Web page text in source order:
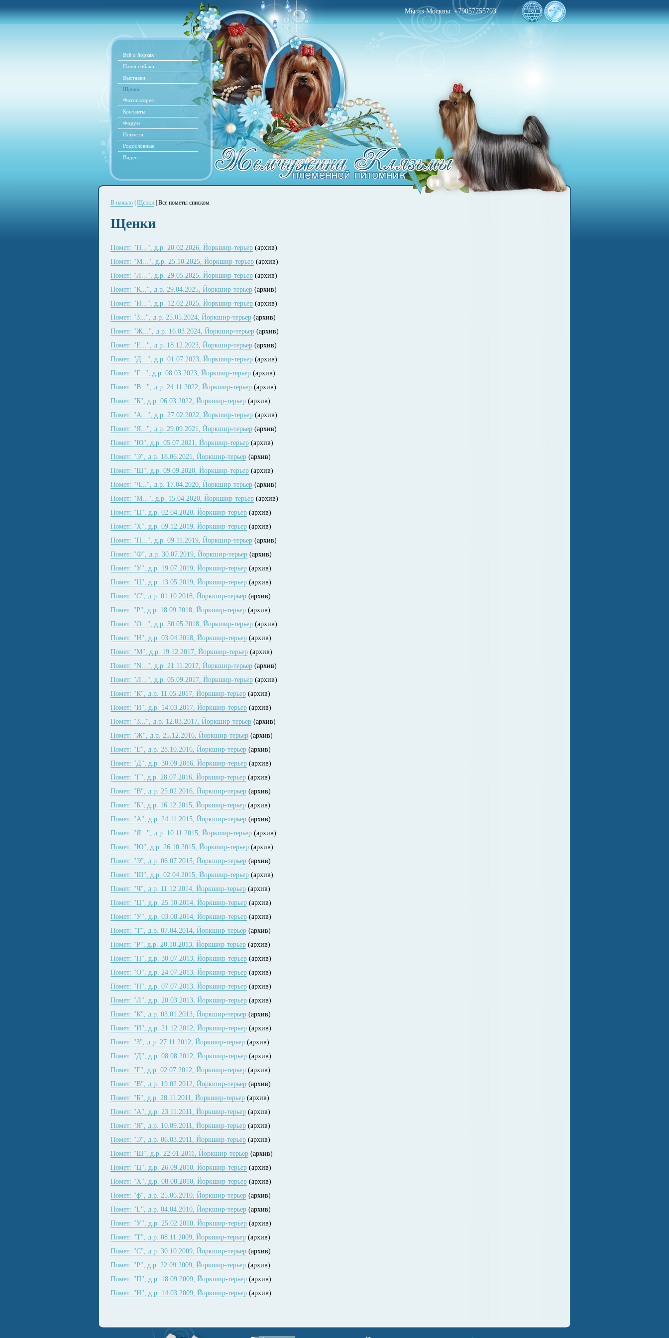
Всё о йорках
Наши собаки
Выставки
Щенки
Фотогалерея
Контакты
Форум
Новости
Родословные
Видео
Mы из Москвы:+79057755793
В начало Щенки | Все пометы списком
Щенки
Помет: "Н...", д.р. 20.02.2026, Йоркшир-терьер (архив)
Помет: "М...", д.р. 25.10.2025, Йоркшир-терьер (архив)
Помет: "Л...", д.р. 29.05.2025, Йоркшир-терьер (архив)
Помет: "К...", д.р. 29.04.2025, Йоркшир-терьер (архив)
Помет: "И...", д.р. 12.02.2025, Йоркшир-терьер (архив)
Помет: "З...", д.р. 25.05.2024, Йоркшир-терьер (архив)
Помет: "Ж...", д.р. 16.03.2024, Йоркшир-терьер (архив)
Помет: "Е...", д.р. 18.12.2023, Йоркшир-терьер (архив)
Помет: "Д...", д.р. 01.07.2023, Йоркшир-терьер (архив)
Помет: "Г...", д.р. 08.03.2023, Йоркшир-терьер (архив)
Помет: "В...", д.р. 24.11.2022, Йоркшир-терьер (архив)
Помет: "Б", д.р. 06.03.2022, Йоркшир-терьер (архив)
Помет: "А...", д.р. 27.02.2022, Йоркшир-терьер (архив)
Помет: "Я...", д.р. 29.09.2021, Йоркшир-терьер (архив)
Помет: "Ю", д.р. 05.07.2021, Йоркшир-терьер (архив)
Помет: "Э", д.р. 18.06.2021, Йоркшир-терьер (архив)
Помет: "Ш", д.р. 09.09.2020, Йоркшир-терьер (архив)
Помет: "Ч...", д.р. 17.04.2020, Йоркшир-терьер (архив)
Помет: "М...", д.р. 15.04.2020, Йоркшир-терьер (архив)
Помет: "Ц", д.р. 02.04.2020, Йоркшир-терьер (архив)
Помет: "Х", д.р. 09.12.2019, Йоркшир-терьер (архив)
Помет: "П...", д.р. 09.11.2019, Йоркшир-терьер (архив)
Помет: "Ф", д.р. 30.07.2019, Йоркшир-терьер (архив)
Помет: "У", д.р. 19.07.2019, Йоркшир-терьер (архив)
Помет: "Ц", д.р. 13.05.2019, Йоркшир-терьер (архив)
Помет: "С", д.р. 01.10.2018, Йоркшир-терьер (архив)
Помет: "Р", д.р. 18.09.2018, Йоркшир-терьер (архив)
Помет: "О...", д.р. 30.05.2018, Йоркшир-терьер (архив)
Помет: "Н", д.р. 03.04.2018, Йоркшир-терьер (архив)
Помет: "М", д.р. 19.12.2017, Йоркшир-терьер (архив)
Помет: "N...", д.р. 21.11.2017, Йоркшир-терьер (архив)
Помет: "Л...", д.р. 05.09.2017, Йоркшир-терьер (архив)
Помет: "К", д.р. 11.05.2017, Йоркшир-терьер (архив)
Помет: "И", д.р. 14.03.2017, Йоркшир-терьер (архив)
Помет: "З...", д.р. 12.03.2017, Йоркшир-терьер (архив)
Помет: "Ж", д.р. 25.12.2016, Йоркшир-терьер (архив)
Помет: "Е", д.р. 28.10.2016, Йоркшир-терьер (архив)
Помет: "Д", д.р. 30.09.2016, Йоркшир-терьер (архив)
Помет: "Г", д.р. 28.07.2016, Йоркшир-терьер (архив)
Помет: "В", д.р. 25.02.2016, Йоркшир-терьер (архив)
Помет: "Б", д.р. 16.12.2015, Йоркшир-терьер (архив)
Помет: "А", д.р. 24.11.2015, Йоркшир-терьер (архив)
Помет: "Я...", д.р. 10.11.2015, Йоркшир-терьер (архив)
Помет: "Ю", д.р. 26.10.2015, Йоркшир-терьер (архив)
Помет: "Э", д.р. 06.07.2015, Йоркшир-терьер (архив)
Помет: "Ш", д.р. 02.04.2015, Йоркшир-терьер (архив)
Помет: "Ч", д.р. 11.12.2014, Йоркшир-терьер (архив)
Помет: "Ц", д.р. 25.10.2014, Йоркшир-терьер (архив)
Помет: "У", д.р. 03.08.2014, Йоркшир-терьер (архив)
Помет: "Т", д.р. 07.04.2014, Йоркшир-терьер (архив)
Помет: "Р", д.р. 20.10.2013, Йоркшир-терьер (архив)
Помет: "П", д.р. 30.07.2013, Йоркшир-терьер (архив)
Помет: "О", д.р. 24.07.2013, Йоркшир-терьер (архив)
Помет: "Н", д.р. 07.07.2013, Йоркшир-терьер (архив)
Помет: "Л", д.р. 20.03.2013, Йоркшир-терьер (архив)
Помет: "К", д.р. 03.01.2013, Йоркшир-терьер (архив)
Помет: "И", д.р. 21.12.2012, Йоркшир-терьер (архив)
Помет: "З", д.р. 27.11.2012, Йоркшир-терьер (архив)
Помет: "Д", д.р. 08.08.2012, Йоркшир-терьер (архив)
Помет: "Г", д.р. 02.07.2012, Йоркшир-терьер (архив)
Помет: "В", д.р. 19.02.2012, Йоркшир-терьер (архив)
Помет: "Б", д.р. 28.11.2011, Йоркшир-терьер (архив)
Помет: "А", д.р. 23.11.2011, Йоркшир-терьер (архив)
Помет: "Я", д.р. 10.09.2011, Йоркшир-терьер (архив)
Помет: "Э", д.р. 06.03.2011, Йоркшир-терьер (архив)
Помет: "Ш", д.р. 22.01.2011, Йоркшир-терьер (архив)
Помет: "Ц", д.р. 26.09.2010, Йоркшир-терьер (архив)
Помет: "Х", д.р. 08.08.2010, Йоркшир-терьер (архив)
Помет: "ф", д.р. 25.06.2010, Йоркшир-терьер (архив)
Помет: "L", д.р. 04.04.2010, Йоркшир-терьер (архив)
Помет: "У", д.р. 25.02.2010, Йоркшир-терьер (архив)
Помет: "Т", д.р. 08.11.2009, Йоркшир-терьер (архив)
Помет: "С", д.р. 30.10.2009, Йоркшир-терьер (архив)
Помет: "Р", д.р. 22.09.2009, Йоркшир-терьер (архив)
Помет: "П", д.р. 18.09.2009, Йоркшир-терьер (архив)
Помет: "H", д.р. 14.03.2009, Йоркшир-терьер (архив)